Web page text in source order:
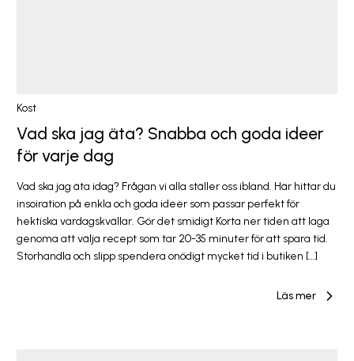
Kost
Vad ska jag äta? Snabba och goda ideer
för varje dag
Vad ska jag äta idag? Frågan vi alla ställer oss ibland. Här hittar du
insoiration på enkla och goda ideer som passar perfekt för
hektiska vardagskvällar. Gör det smidigt Korta ner tiden att laga
genoma att välja recept som tar 20-35 minuter för att spara tid.
Storhandla och slipp spendera onödigt mycket tid i butiken […]
Läs mer